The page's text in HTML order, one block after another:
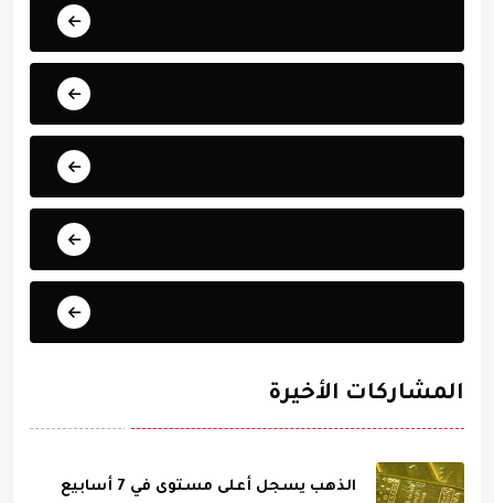
المشاركات الأخيرة
الذهب يسجل أعلى مستوى في 7 أسابيع